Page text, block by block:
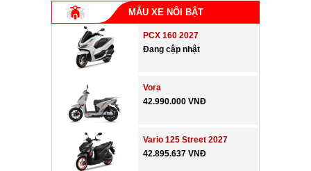
MẪU XE NỔI BẬT
PCX 160 2027
Đang cập nhật
Vora
42.990.000 VNĐ
Vario 125 Street 2027
42.895.637 VNĐ